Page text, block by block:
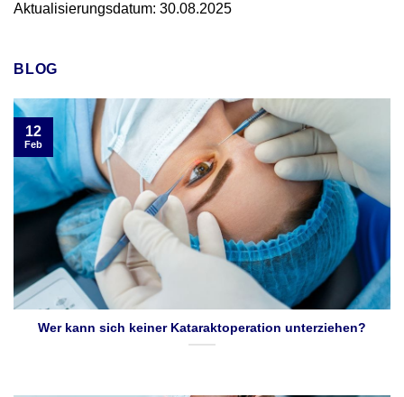
Aktualisierungsdatum: 30.08.2025
BLOG
Wer kann sich keiner Kataraktoperation unterziehen?
12
Feb